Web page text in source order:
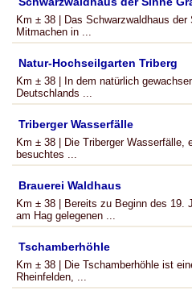
Km ± 38 | Das Schwarzwaldhaus
Mitmachen in ...
Natur-Hochseilgarten Triberg
Km ± 38 | In dem natürlich
Deutschlands ...
Triberger Wasserfälle
Km ± 38 | Die Triberger Wasserfälle,
besuchtes ...
Brauerei Waldhaus
Km ± 38 | Bereits zu Beginn des 19.
am Hag gelegenen ...
Tschamberhöhle
Km ± 38 | Die Tschamberhöhle ist
Rheinfelden, ...